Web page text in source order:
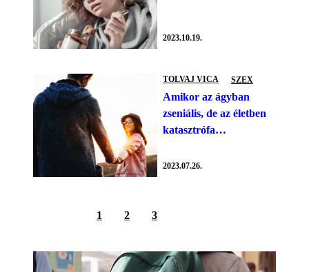
2023.10.19.
TOLVAJ VICA SZEX
Amikor az ágyban
zseniális, de az életben
katasztrófa…
2023.07.26.
1 2 3